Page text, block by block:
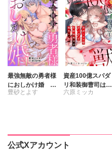
最強無敵の勇者様
におしかけ婚 義
実家に搾取されて
豊砂とよす
資産100億スパダ
リ和装御曹司は腹
黒い獣～イジワル
六原ミッカ
公式Xアカウント